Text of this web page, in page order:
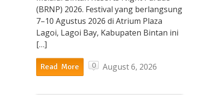
(BRNP) 2026. Festival yang berlangsung
7–10 Agustus 2026 di Atrium Plaza
Lagoi, Lagoi Bay, Kabupaten Bintan ini
[…]
Read More 0 August 6, 2026